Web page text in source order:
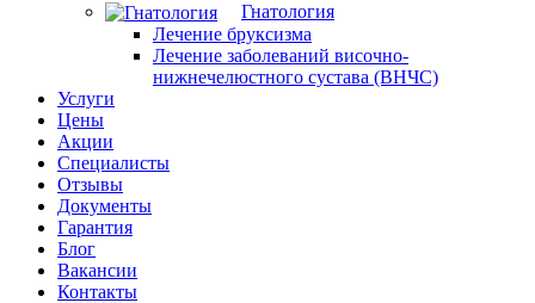
Гнатология
Лечение бруксизма
Лечение заболеваний височно-
нижнечелюстного сустава (ВНЧС)
Услуги
Цены
Акции
Специалисты
Отзывы
Документы
Гарантия
Блог
Вакансии
Контакты